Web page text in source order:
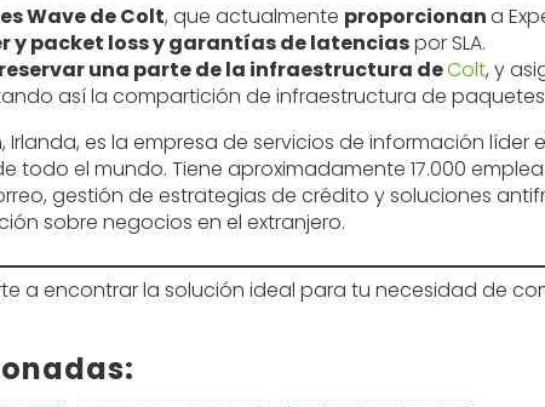
Wave de Colt, que actualmente proporcionana
y packet loss y garantías de latenciaspor SLA.
una parte de la infraestructura deColt, y
así la compartición de infraestructura de paquetes
Irlanda, es la empresa de servicios de información
todo el mundo. Tiene aproximadamente 17.000
gestión de estrategias de crédito y soluciones
sobre negocios en el extranjero.
a encontrar la solución ideal para tu necesidad de